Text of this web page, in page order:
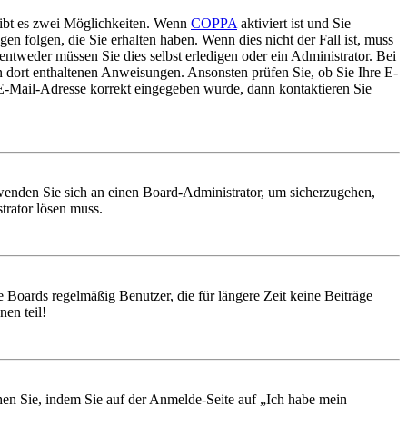
es zwei Möglichkeiten. Wenn COPPA aktiviert ist und Sie
folgen, die Sie erhalten haben. Wenn dies nicht der Fall ist, muss
müssen Sie dies selbst erledigen oder ein Administrator. Bei
enthaltenen Anweisungen. Ansonsten prüfen Sie, ob Sie Ihre E-
Adresse korrekt eingegeben wurde, dann kontaktieren Sie
Sie sich an einen Board-Administrator, um sicherzugehen,
lösen muss.
regelmäßig Benutzer, die für längere Zeit keine Beiträge
teil!
Sie, indem Sie auf der Anmelde-Seite auf „Ich habe mein